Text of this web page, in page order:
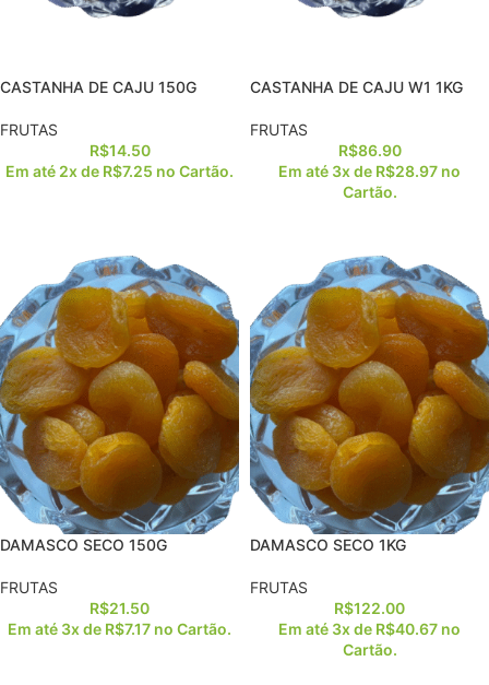
CASTANHA DE CAJU 150G
FRUTAS
R$14.50
Em até 2x de R$7.25 no Cartão.
CASTANHA DE CAJU W1 1KG
FRUTAS
R$86.90
Em até 3x de R$28.97 no
Cartão.
DAMASCO SECO 150G
FRUTAS
R$21.50
Em até 3x de R$7.17 no Cartão.
DAMASCO SECO 1KG
FRUTAS
R$122.00
Em até 3x de R$40.67 no
Cartão.